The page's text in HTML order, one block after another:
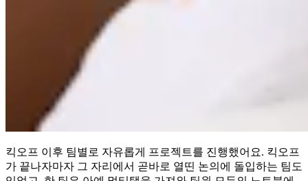
킥오프 이후 팀별로 자유롭게 프로젝트를 진행했어요. 킥오프
가 끝나자마자 그 자리에서 곧바로 열띤 논의에 돌입하는 팀도